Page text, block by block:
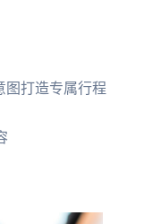
图打造专属行程